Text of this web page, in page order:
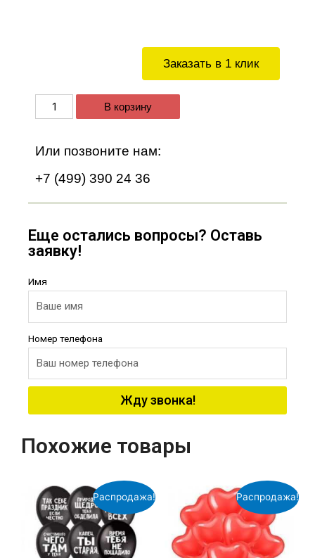
Заказать в 1 клик
В корзину
Или позвоните нам:
+7 (499) 390 24 36
Еще остались вопросы? Оставь
заявку!
Имя
Номер телефона
Жду звонка!
Похожие товары
Распродажа! Распродажа!